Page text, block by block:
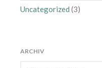
Uncategorized (3)
ARCHIV